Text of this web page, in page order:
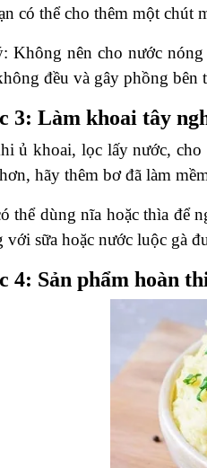
có thể cho thêm một chút
Không nên cho nước
đều và gây phồng bên
3: Làm khoai tây
ủ khoai, lọc lấy nước,
hãy thêm bơ đã làm
thể dùng nĩa hoặc thìa để
với sữa hoặc nước luộc gà
4: Sản phẩm hoàn